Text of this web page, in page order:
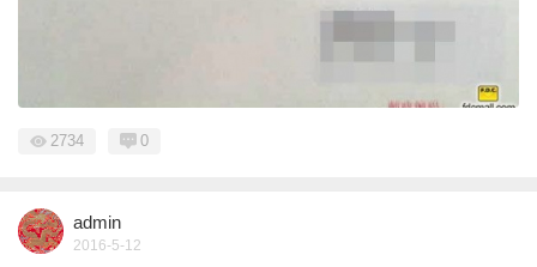
2734 0
admin
2016-5-12